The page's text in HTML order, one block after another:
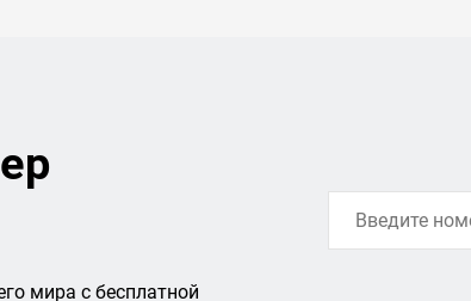
мира с бесплатной